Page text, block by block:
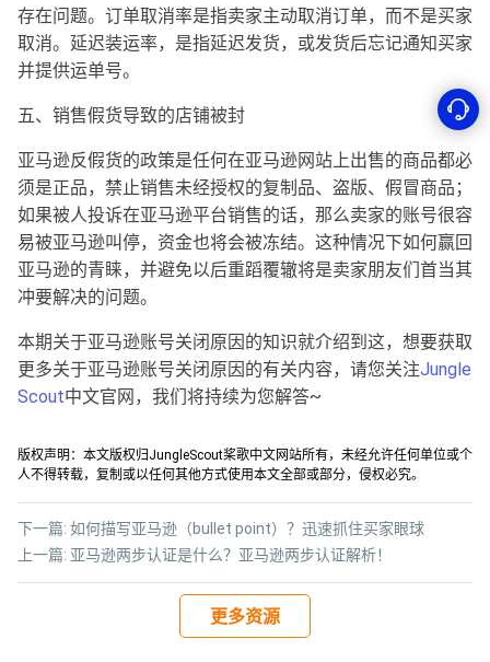
存在问题。订单取消率是指卖家主动取消订单，而不是买家
取消。延迟装运率，是指延迟发货，或发货后忘记通知买家
并提供运单号。
五、销售假货导致的店铺被封
亚马逊反假货的政策是任何在亚马逊网站上出售的商品都必
须是正品，禁止销售未经授权的复制品、盗版、假冒商品；
如果被人投诉在亚马逊平台销售的话，那么卖家的账号很容
易被亚马逊叫停，资金也将会被冻结。这种情况下如何赢回
亚马逊的青睐，并避免以后重蹈覆辙将是卖家朋友们首当其
冲要解决的问题。
本期关于亚马逊账号关闭原因的知识就介绍到这，想要获取
更多关于亚马逊账号关闭原因的有关内容，请您关注Jungle
Scout中文官网，我们将持续为您解答~
版权声明：本文版权归JungleScout桨歌中文网站所有，未经允许任何单位或个
人不得转载，复制或以任何其他方式使用本文全部或部分，侵权必究。
上一篇: 亚马逊两步认证是什么？亚马逊两步认证解析！
下一篇: 如何描写亚马逊（bullet point）？迅速抓住买家眼球
更多资源